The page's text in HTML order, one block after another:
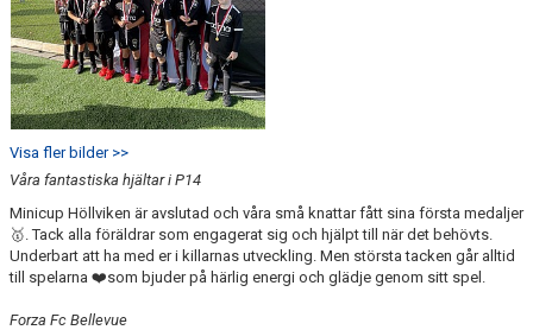
FYSTRÄNING
POLICY SOCIALA MEDIER
FRITIDSKORTET 2026
Visa fler bilder >>
Våra fantastiska hjältar i P14
Minicup Höllviken är avslutad och våra små knattar fått sina första medaljer
🥇. Tack alla föräldrar som engagerat sig och hjälpt till när det behövts.
Underbart att ha med er i killarnas utveckling. Men största tacken går alltid
till spelarna ❤️som bjuder på härlig energi och glädje genom sitt spel.
Forza Fc Bellevue